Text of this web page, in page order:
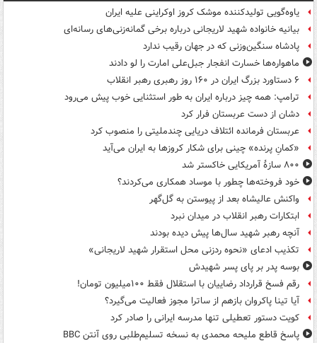
یاوه‌گویی تولیدکننده موشک کروز اوکراینی علیه ایران
بیانیه خانواده شهید لاریجانی درباره برخی گمانه‌زنی‌های رسانه‌ای
پادشاه سنگین‌وزنی که در جهان رقیب ندارد
ماهواره‌ها خسارت انفجار جبل‌علی امارت را لو دادند
۶ دستاورد بزرگ ایران در ۱۶۰ روز رهبری رهبر انقلاب
ترامپ: همه چیز درباره ایران به طور استثنایی خوب پیش می‌رود
دشان از دست عربستان فرار کرد
عربستان فرمانده ائتلاف دریایی چندملیتی را منصوب کرد
«کمانِ پرنده» چینی برای شکار کروزها به ایران می‌آید
۸۰۰ سازۀ آمریکایی خاکستر شد
خود فروخته‌ها چطور با موساد همکاری می‌کردند؟
واکنش عالیشاه بعد از پیوستن به گل‌گهر
ابتکارات رهبر انقلاب در میدان نبرد
آنچه رهبر شهید سال‌ها پیش دیده بودند
تکذیب ادعای «نحوه ردزنی محل استقرار شهید لاریجانی»
بوسه‌ پدر بر پای پسر شهیدش
رقم فسخ قرارداد رضاییان با استقلال فقط ۱۰۰میلیون تومان!
آیا تینا پاکروان بازهم از ساترا مجوز فعالیت می‌گیرد؟
کویت دستور تعطیلی تنها مدرسه ایرانی را صادر کرد
پاسخ قاطع ملیحه محمدی به نسخه تسلیم‌طلبی روی آنتن BBC